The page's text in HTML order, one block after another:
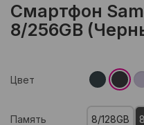
Смартфон
8/256GB
Цвет
Память 8/128GB